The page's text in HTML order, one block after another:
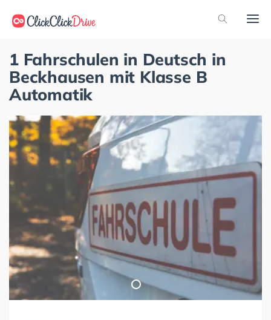
1 Fahrschulen in Deutsch in
Beckhausen mit Klasse B
Automatik